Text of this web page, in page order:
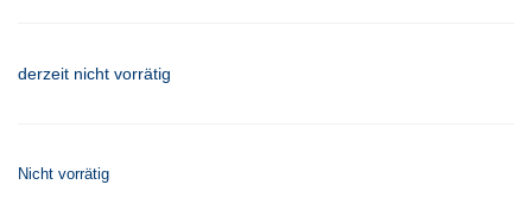
derzeit nicht vorrätig
Nicht vorrätig